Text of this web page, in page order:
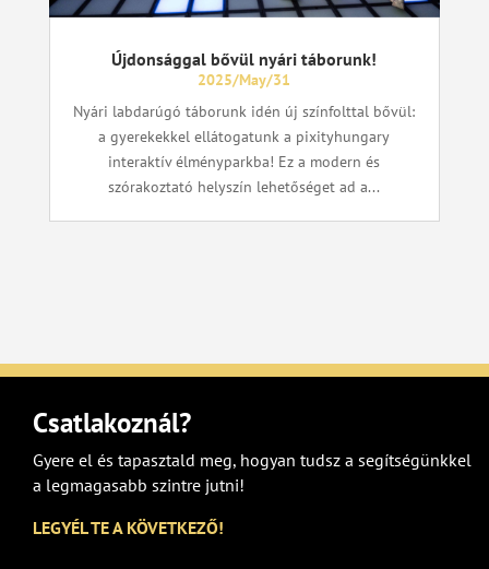
Újdonsággal bővül nyári táborunk!
2025/May/31
Nyári labdarúgó táborunk idén új színfolttal bővül:
a gyerekekkel ellátogatunk a pixityhungary
interaktív élményparkba! Ez a modern és
szórakoztató helyszín lehetőséget ad a...
Csatlakoznál?
Gyere el és tapasztald meg, hogyan tudsz a segítségünkkel
a legmagasabb szintre jutni!
LEGYÉL TE A KÖVETKEZŐ!